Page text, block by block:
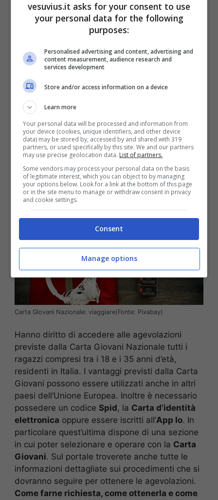
Come accedere alla
Carta Giovani
Nazionale
Carta Giovani Nazionale: viaggiare(Fonte: Pixabay)
Hanno diritto di accedere alle agevolazioni
previste dalla Carta Giovani Nazionale tutti i
ragazzi compresi tra i 18 e i 35 anni d’età,
residenti in Italia. I vantaggi previsti dalla Carta
Giovani possono essere utilizzati anche in altri
paesi dell’Unione Europea. Inoltre è necessario
possedere un codice Spid, la Carta d’identità
elettronica oppure essere iscritti all’App Io. In
particolare quest’ultima dispone di una sezione
in cui poter selezionare e operare con la Carta
Giovani. Sul portale troverete anche tutte le
informazioni dettagliate sui procedimenti che si
dovranno seguire per ottenere le agevolazioni.
Come farne richiesta, come ottenerla e come
vesuvius.it asks for your consent to use
your personal data for the following
purposes:
Personalised advertising and content, advertising and
content measurement, audience research and
services development
Store and/or access information on a device
Learn more
Your personal data will be processed and information from
your device (cookies, unique identifiers, and other device
data) may be stored by, accessed by and shared with 319
partners, or used specifically by this site. We and our partners
may use precise geolocation data. List of partners.
Some vendors may process your personal data on the basis
of legitimate interest, which you can object to by managing
your options below. Look for a link at the bottom of this page
or in the site menu to manage or withdraw consent in privacy
and cookie settings.
Consent
Manage options